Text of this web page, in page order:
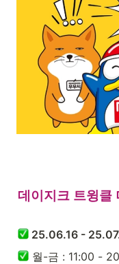
데이지크 트윙클
25.06.16 -
월-금 : 11:00 -